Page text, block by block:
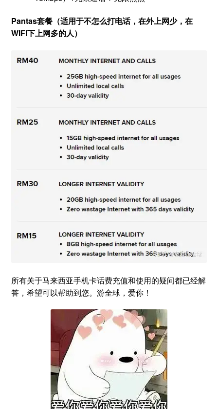
Pantas套餐（适用于不怎么打电话，在外上网少，在
WIFI下上网多的人）
所有关于马来西亚手机卡话费充值和使用的疑问都已经解
答，希望可以帮助到您。游全球，爱你！